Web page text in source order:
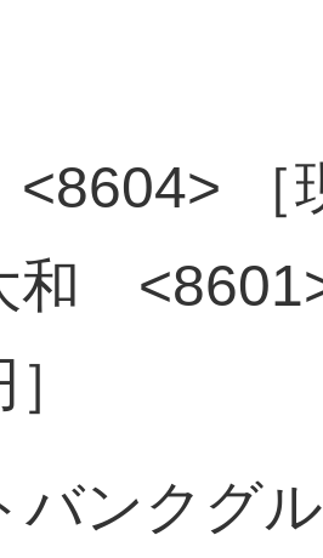
［
和
バンクグ